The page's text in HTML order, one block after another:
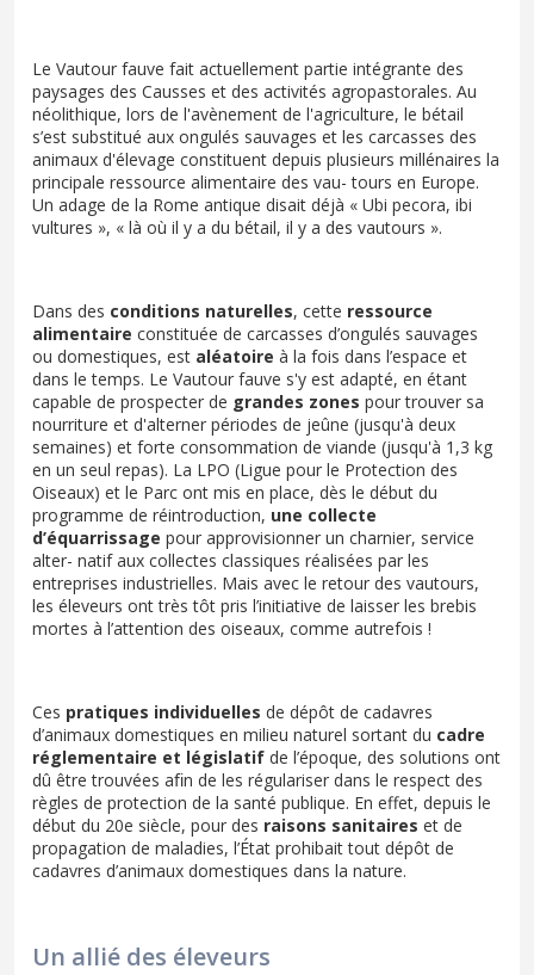
Le Vautour fauve fait actuellement partie intégrante des
paysages des Causses et des activités agropastorales. Au
néolithique, lors de l'avènement de l'agriculture, le bétail
s’est substitué aux ongulés sauvages et les carcasses des
animaux d'élevage constituent depuis plusieurs millénaires la
principale ressource alimentaire des vau- tours en Europe.
Un adage de la Rome antique disait déjà « Ubi pecora, ibi
vultures », « là où il y a du bétail, il y a des vautours ».
Dans des conditions naturelles, cette ressource
alimentaire constituée de carcasses d’ongulés sauvages
ou domestiques, est aléatoire à la fois dans l’espace et
dans le temps. Le Vautour fauve s'y est adapté, en étant
capable de prospecter de grandes zones pour trouver sa
nourriture et d'alterner périodes de jeûne (jusqu'à deux
semaines) et forte consommation de viande (jusqu'à 1,3 kg
en un seul repas). La LPO (Ligue pour le Protection des
Oiseaux) et le Parc ont mis en place, dès le début du
programme de réintroduction, une collecte
d’équarrissage pour approvisionner un charnier, service
alter- natif aux collectes classiques réalisées par les
entreprises industrielles. Mais avec le retour des vautours,
les éleveurs ont très tôt pris l’initiative de laisser les brebis
mortes à l’attention des oiseaux, comme autrefois !
Ces pratiques individuelles de dépôt de cadavres
d’animaux domestiques en milieu naturel sortant du cadre
réglementaire et législatif de l’époque, des solutions ont
dû être trouvées aﬁn de les régulariser dans le respect des
règles de protection de la santé publique. En effet, depuis le
début du 20e siècle, pour des raisons sanitaires et de
propagation de maladies, l’État prohibait tout dépôt de
cadavres d’animaux domestiques dans la nature.
Un allié des éleveurs